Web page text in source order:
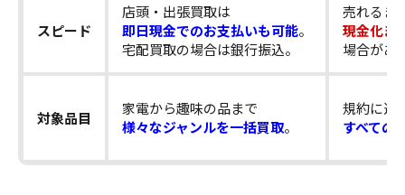
スピード
店頭・出張買取は
即日現金でのお支払いも可能。
宅配買取の場合は銀行振込。
売れるま
現金化ま
場合があ
対象品目
家電から趣味の品まで
様々なジャンルを一括買取。
規約に違
すべての